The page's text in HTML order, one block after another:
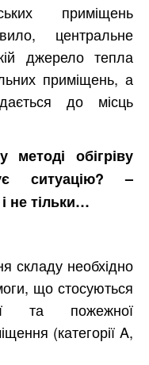
приміщень
центральне
джерело тепла
приміщень, а
до місць
обігріву
ситуацію? –
не тільки…
складу необхідно
що стосуються
та пожежної
(категорії A,